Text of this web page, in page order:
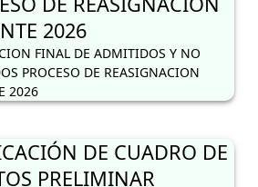
PRELIMINAR
EVALUACIÓN
CHARCANA
DE CUADRO DE MÉRITOS
CHARCANA